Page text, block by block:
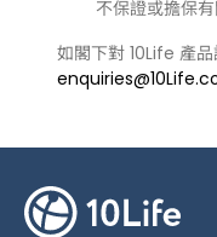
不保證或擔保
如閣下對 10Life 產